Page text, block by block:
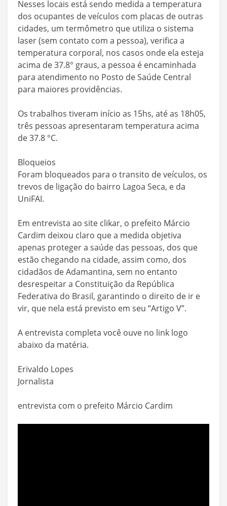
Nesses locais está sendo medida a temperatura
dos ocupantes de veículos com placas de outras
cidades, um termômetro que utiliza o sistema
laser (sem contato com a pessoa), verifica a
temperatura corporal, nos casos onde ela esteja
acima de 37.8° graus, a pessoa é encaminhada
para atendimento no Posto de Saúde Central
para maiores providências.
Os trabalhos tiveram início as 15hs, até as 18h05,
três pessoas apresentaram temperatura acima
de 37.8 °C.
Bloqueios
Foram bloqueados para o transito de veículos, os
trevos de ligação do bairro Lagoa Seca, e da
UniFAI.
Em entrevista ao site clikar, o prefeito Márcio
Cardim deixou claro que a medida objetiva
apenas proteger a saúde das pessoas, dos que
estão chegando na cidade, assim como, dos
cidadãos de Adamantina, sem no entanto
desrespeitar a Constituição da República
Federativa do Brasil, garantindo o direito de ir e
vir, que nela está previsto em seu “Artigo V”.
A entrevista completa você ouve no link logo
abaixo da matéria.
Erivaldo Lopes
Jornalista
entrevista com o prefeito Márcio Cardim